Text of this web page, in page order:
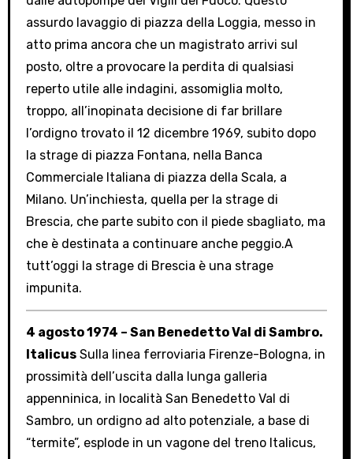
assurdo lavaggio di piazza della Loggia, messo in
atto prima ancora che un magistrato arrivi sul
posto, oltre a provocare la perdita di qualsiasi
reperto utile alle indagini, assomiglia molto,
troppo, all’inopinata decisione di far brillare
l’ordigno trovato il 12 dicembre 1969, subito dopo
la strage di piazza Fontana, nella Banca
Commerciale Italiana di piazza della Scala, a
Milano. Un’inchiesta, quella per la strage di
Brescia, che parte subito con il piede sbagliato, ma
che è destinata a continuare anche peggio.A
tutt’oggi la strage di Brescia è una strage
impunita.
4 agosto 1974 – San Benedetto Val di Sambro.
ItalicusSulla linea ferroviaria Firenze-Bologna, in
prossimità dell’uscita dalla lunga galleria
appenninica, in località San Benedetto Val di
Sambro, un ordigno ad alto potenziale, a base di
“termite”, esplode in un vagone del treno Italicus,